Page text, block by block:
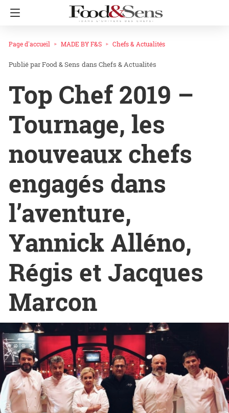
Page d'accueil MADE BY F&S Chefs & Actualités
Food & Sens dans Chefs & Actualités
Top Chef 2019 –
Tournage, les
nouveaux chefs
engagés dans
l’aventure,
Yannick Alléno,
Régis et Jacques
Marcon